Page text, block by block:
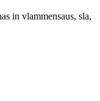
in vlammensaus, sla,